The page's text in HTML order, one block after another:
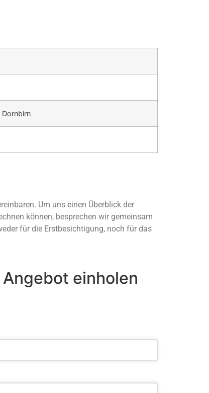
Dornbirn
Um uns einen Überblick der
können, besprechen wir gemeinsam
für die Erstbesichtigung, noch für das
einholen